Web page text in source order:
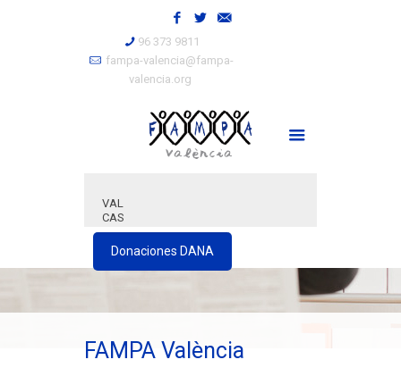
96 373 9811
fampa-valencia@fampa-
valencia.org
VAL
CAS
Donaciones DANA
FAMPA València